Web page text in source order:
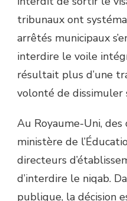
tribunaux ont
arrêtés municipaux
interdire le voile
résultait plus d’une
volonté de dissimuler
Au Royaume-Uni,
ministère de
directeurs
d’interdire le niqab.
publique, la décision